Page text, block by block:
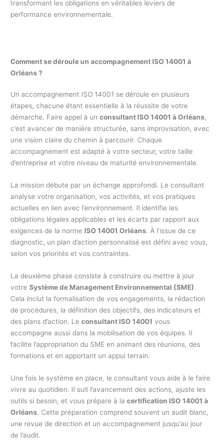
transformant les obligations en véritables leviers de
performance environnementale.
Comment se déroule un accompagnement ISO 14001 à
Orléans ?
Un accompagnement ISO 14001 se déroule en plusieurs
étapes, chacune étant essentielle à la réussite de votre
démarche. Faire appel à unconsultant ISO 14001 à Orléans,
c’est avancer de manière structurée, sans improvisation, avec
une vision claire du chemin à parcourir. Chaque
accompagnement est adapté à votre secteur, votre taille
d’entreprise et votre niveau de maturité environnementale.
La mission débute par un échange approfondi. Le consultant
analyse votre organisation, vos activités, et vos pratiques
actuelles en lien avec l’environnement. Il identifie les
obligations légales applicables et les écarts par rapport aux
exigences de la norme ISO 14001 Orléans. À l’issue de ce
diagnostic, un plan d’action personnalisé est défini avec vous,
selon vos priorités et vos contraintes.
La deuxième phase consiste à construire ou mettre à jour
votreSystème de Management Environnemental (SME).
Cela inclut la formalisation de vos engagements, la rédaction
de procédures, la définition des objectifs, des indicateurs et
des plans d’action. Leconsultant ISO 14001 vous
accompagne aussi dans la mobilisation de vos équipes. Il
facilite l’appropriation du SME en animant des réunions, des
formations et en apportant un appui terrain.
Une fois le système en place, le consultant vous aide à le faire
vivre au quotidien. Il suit l’avancement des actions, ajuste les
outils si besoin, et vous prépare à lacertification ISO 14001 à
Orléans. Cette préparation comprend souvent un audit blanc,
une revue de direction et un accompagnement jusqu’au jour
de l’audit.